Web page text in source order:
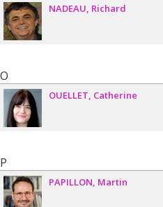
NADEAU Richard
O
OUELLET Catherine
P
PAPILLON Martin